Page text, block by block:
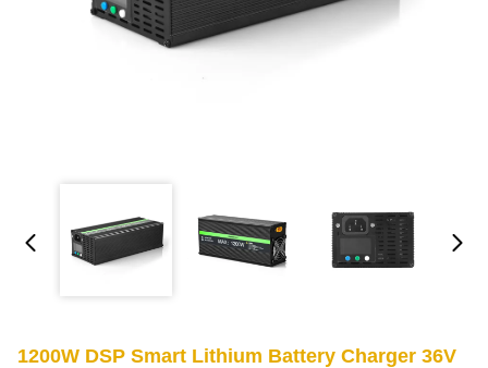
1200W DSP Smart Lithium Battery Charger 36V